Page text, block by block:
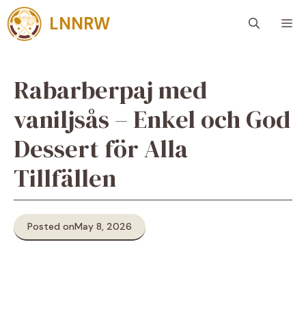
Skip
to
content
LNNRW
Rabarberpaj med
vaniljsås – Enkel och God
Dessert för Alla
Tillfällen
Posted onMay 8, 2026